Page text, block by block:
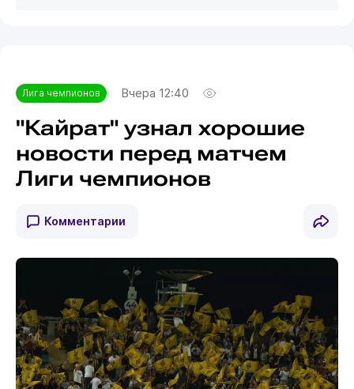
Лига чемпионов Вчера 12:40
"Кайрат" узнал хорошие
новости перед матчем
Лиги чемпионов
Комментарии